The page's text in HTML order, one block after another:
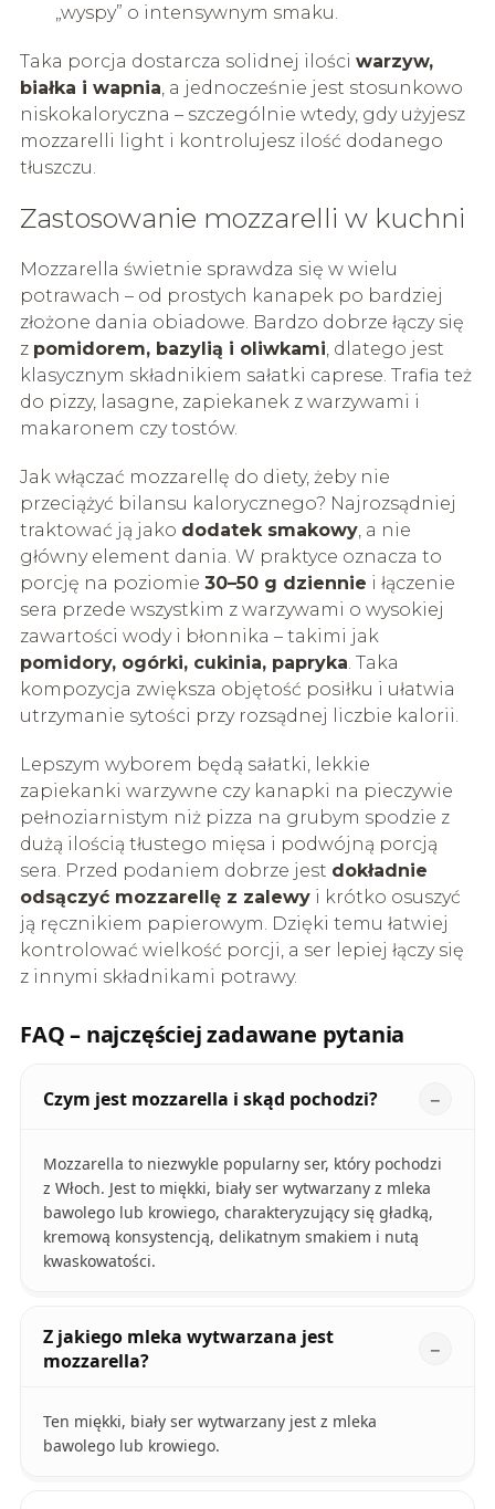
„wyspy” o intensywnym smaku.
Taka porcja dostarcza solidnej ilości warzyw,
białka i wapnia , a jednocześnie jest stosunkowo
niskokaloryczna – szczególnie wtedy, gdy użyjesz
mozzarelli light i kontrolujesz ilość dodanego
tłuszczu.
Zastosowanie mozzarelli w kuchni
Mozzarella świetnie sprawdza się w wielu
potrawach – od prostych kanapek po bardziej
złożone dania obiadowe. Bardzo dobrze łączy się
z pomidorem, bazylią i oliwkami , dlatego jest
klasycznym składnikiem sałatki caprese. Trafia też
do pizzy, lasagne, zapiekanek z warzywami i
makaronem czy tostów.
Jak włączać mozzarellę do diety, żeby nie
przeciążyć bilansu kalorycznego? Najrozsądniej
traktować ją jako dodatek smakowy, a nie
główny element dania. W praktyce oznacza to
porcję na poziomie 30–50 g dziennie i łączenie
sera przede wszystkim z warzywami o wysokiej
zawartości wody i błonnika – takimi jak
pomidory, ogórki, cukinia, papryka . Taka
kompozycja zwiększa objętość posiłku i ułatwia
utrzymanie sytości przy rozsądnej liczbie kalorii.
Lepszym wyborem będą sałatki, lekkie
zapiekanki warzywne czy kanapki na pieczywie
pełnoziarnistym niż pizza na grubym spodzie z
dużą ilością tłustego mięsa i podwójną porcją
sera. Przed podaniem dobrze jest dokładnie
odsączyć mozzarellę z zalewyi krótko osuszyć
ją ręcznikiem papierowym. Dzięki temu łatwiej
kontrolować wielkość porcji, a ser lepiej łączy się
z innymi składnikami potrawy.
FAQ – najczęściej zadawane pytania
Czym jest mozzarella i skąd pochodzi?
Mozzarella to niezwykle popularny ser, który pochodzi
z Włoch. Jest to miękki, biały ser wytwarzany z mleka
bawolego lub krowiego, charakteryzujący się gładką,
kremową konsystencją, delikatnym smakiem i nutą
kwaskowatości.
Z jakiego mleka wytwarzana jest
mozzarella?
Ten miękki, biały ser wytwarzany jest z mleka
bawolego lub krowiego.